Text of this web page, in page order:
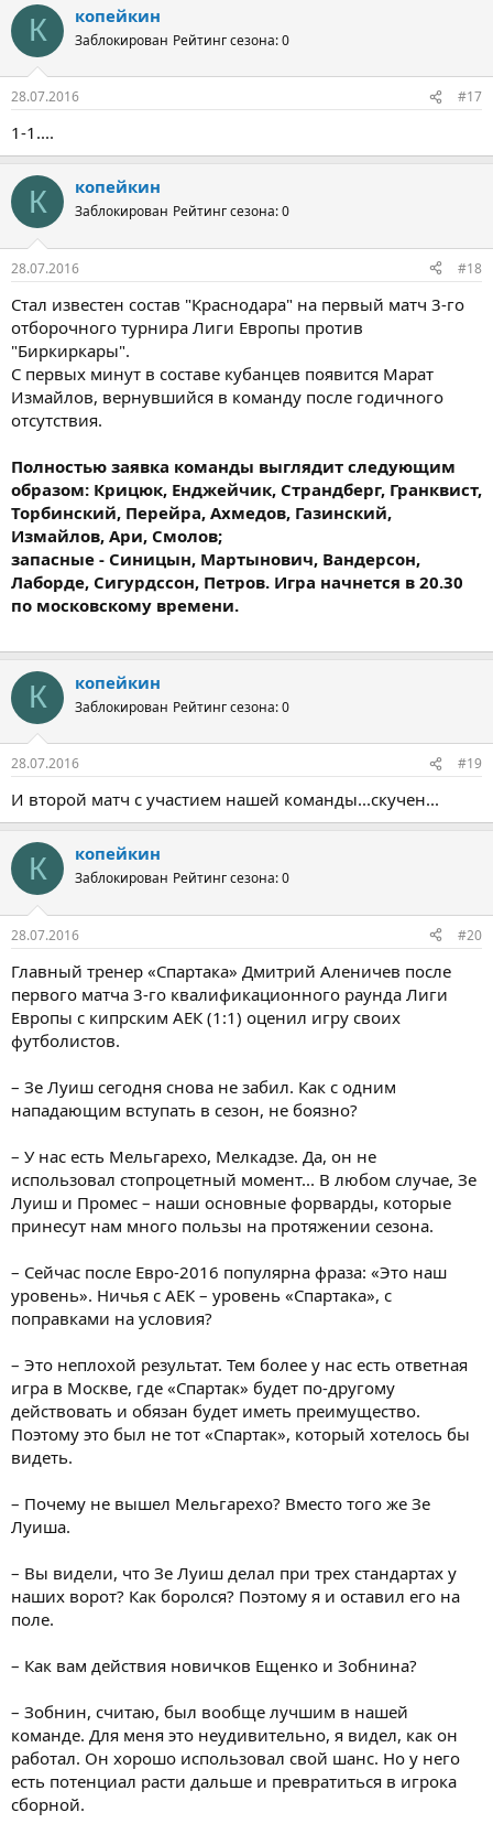
К копейкин
Заблокирован Рейтинг сезона: 0
28.07.2016 #17
1-1....
К копейкин
Заблокирован Рейтинг сезона: 0
28.07.2016 #18
Стал известен состав "Краснодара" на первый матч 3-го
отборочного турнира Лиги Европы против
"Биркиркары".
С первых минут в составе кубанцев появится Марат
Измайлов, вернувшийся в команду после годичного
отсутствия.
Полностью заявка команды выглядит следующим
образом: Крицюк, Енджейчик, Страндберг, Гранквист,
Торбинский, Перейра, Ахмедов, Газинский,
Измайлов, Ари, Смолов;
запасные - Синицын, Мартынович, Вандерсон,
Лаборде, Сигурдссон, Петров. Игра начнется в 20.30
по московскому времени.
К копейкин
Заблокирован Рейтинг сезона: 0
28.07.2016 #19
И второй матч с участием нашей команды...скучен...
К копейкин
Заблокирован Рейтинг сезона: 0
28.07.2016 #20
Главный тренер «Спартака» Дмитрий Аленичев после
первого матча 3-го квалификационного раунда Лиги
Европы с кипрским АЕК (1:1) оценил игру своих
футболистов.
– Зе Луиш сегодня снова не забил. Как с одним
нападающим вступать в сезон, не боязно?
– У нас есть Мельгарехо, Мелкадзе. Да, он не
использовал стопроцетный момент... В любом случае, Зе
Луиш и Промес – наши основные форварды, которые
принесут нам много пользы на протяжении сезона.
– Сейчас после Евро-2016 популярна фраза: «Это наш
уровень». Ничья с АЕК – уровень «Спартака», с
поправками на условия?
– Это неплохой результат. Тем более у нас есть ответная
игра в Москве, где «Спартак» будет по-другому
действовать и обязан будет иметь преимущество.
Поэтому это был не тот «Спартак», который хотелось бы
видеть.
– Почему не вышел Мельгарехо? Вместо того же Зе
Луиша.
– Вы видели, что Зе Луиш делал при трех стандартах у
наших ворот? Как боролся? Поэтому я и оставил его на
поле.
– Как вам действия новичков Ещенко и Зобнина?
– Зобнин, считаю, был вообще лучшим в нашей
команде. Для меня это неудивительно, я видел, как он
работал. Он хорошо использовал свой шанс. Но у него
есть потенциал расти дальше и превратиться в игрока
сборной.